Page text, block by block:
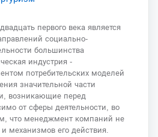
первого века является
социально-
большинства
индустрия -
потребительских моделей
значительной части
возникающие перед
от сферы деятельности, во
что менеджмент компаний не
механизмов его действия.